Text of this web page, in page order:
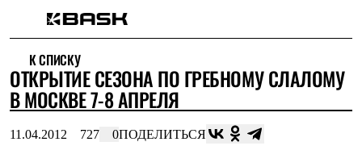
Интернет-магазин
Мужская одежда
Утепленная пухом
Куртки
Жилеты
К СПИСКУ
ОТКРЫТИЕ СЕЗОНА ПО ГРЕБНОМУ СЛАЛОМУ
В МОСКВЕ 7-8 АПРЕЛЯ
11.04.2012 727 0ПОДЕЛИТЬСЯ